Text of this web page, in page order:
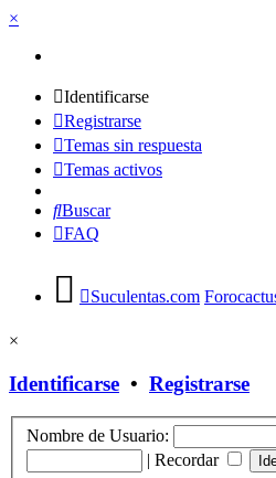
×
Identificarse
Registrarse
Temas sin respuesta
Temas activos
Buscar
FAQ
Suculentas.com
×
Identificarse • Registrarse
Nombre de Usuario:
| Recordar